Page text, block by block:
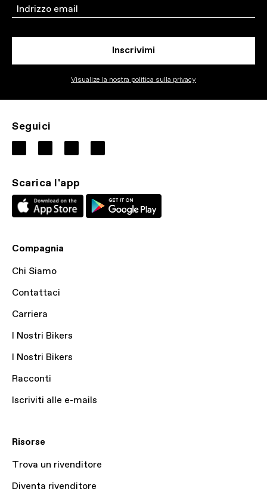
Email
Inscrivimi
Visualize la nostra politica sulla privacy
Seguici
Scarica l'app
Compagnia
Chi Siamo
Contattaci
Carriera
I Nostri Bikers
I Nostri Bikers
Racconti
Iscriviti alle e-mails
Risorse
Trova un rivenditore
Diventa rivenditore